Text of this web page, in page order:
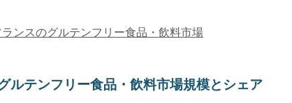
ランスのグルテンフリー食品・飲料市場
ルテンフリー食品・飲料市場規模とシェア